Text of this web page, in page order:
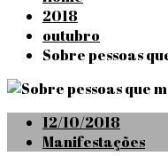
2018
outubro
Sobre pessoas
Posted
on
12/10/2018
Manifestações